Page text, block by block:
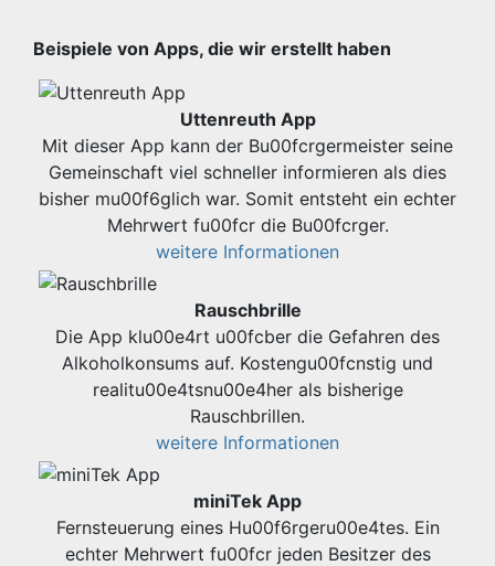
Beispiele von Apps, die wir erstellt haben
Uttenreuth App
Mit dieser App kann der Bu00fcrgermeister seine
Gemeinschaft viel schneller informieren als dies
bisher mu00f6glich war. Somit entsteht ein echter
Mehrwert fu00fcr die Bu00fcrger.
weitere Informationen
Rauschbrille
Die App klu00e4rt u00fcber die Gefahren des
Alkoholkonsums auf. Kostengu00fcnstig und
realitu00e4tsnu00e4her als bisherige
Rauschbrillen.
weitere Informationen
miniTek App
Fernsteuerung eines Hu00f6rgeru00e4tes. Ein
echter Mehrwert fu00fcr jeden Besitzer des